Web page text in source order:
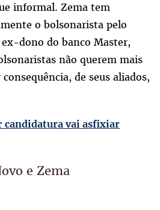
informal. Zema tem
o bolsonarista pelo
dono do banco Master,
não querem mais
de seus aliados,
candidatura vai asfixiar
e Zema